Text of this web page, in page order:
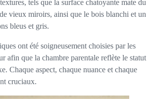
tels que la surface chatoyante mate du
vieux miroirs, ainsi que le bois blanchi et un
bleus et gris.
ont été soigneusement choisies par les
afin que la chambre parentale reflète le statut
Chaque aspect, chaque nuance et chaque
cruciaux.